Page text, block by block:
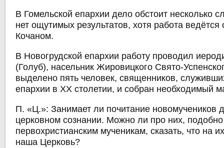
В Гомельской епархии дело обстоит несколько
нет ощутимых результатов, хотя работа
Кочаном.
В Новогрудской епархии работу проводил
(Голуб), насельник Жировицкого Свято-
выделено пять человек, священников,
епархии в ХХ столетии, и собран необходимый
П. «Ц.»: Занимает ли почитание новомучеников
церковном сознании. Можно ли про них, подобно
первохристианским мученикам, сказать, что на
наша Церковь?